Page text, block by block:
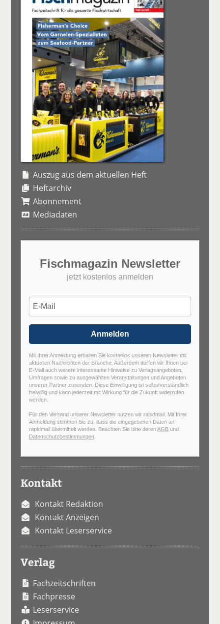
Auszug aus dem aktuellen Heft
Heftarchiv
Abonnement
Mediadaten
Fischmagazin Newsletter
jetzt kostenlos anmelden
Anmelden
Mit Ihrer Anmeldung erhalten Sie kostenlos unseren Newsletter mit
aktuellen Nachrichten der Branche. Außerdem dürfen wir Ihnen per
E-Mail auch weitere interessante Hinweise zu Verlagsangeboten,
Umfragen sowie zu ausgewählten Veranstaltungen und Angeboten
unserer Partner zusenden. Diese Einwilligung ist selbstverständlich
freiwillig und kann jederzeit mit Wirkung für die Zukunft widerrufen
werden.
Für den Versand unserer Newsletter nutzen wir rapidmail. Mit Ihrer
Anmeldung stimmen Sie zu, dass die eingegebenen Daten an
rapidmail übermittelt werden. Beachten Sie bitte derenAGB und
Datenschutzbestimmungen
Kontakt
Kontakt Redaktion
Kontakt Anzeigen
Kontakt Leserservice
Verlag
Fachzeitschriften
Fachpresse
Leserservice